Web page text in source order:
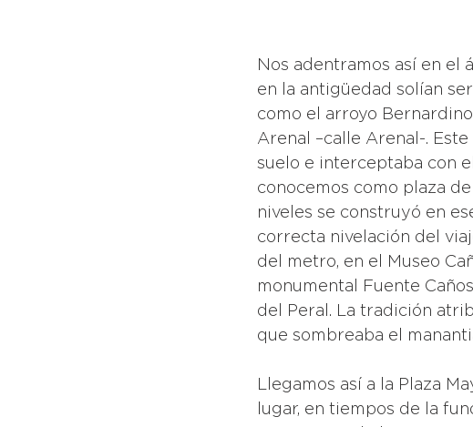
Nos adentramos así en el
en la antigüedad solían
como el arroyo
Arenal –calle Arenal-.
suelo e interceptaba con
conocemos como plaza
niveles se construyó en
correcta nivelación del
del metro, en el Museo
monumental Fuente
del Peral. La tradición
que sombreaba el
Llegamos así a la Plaza
lugar, en tiempos de la